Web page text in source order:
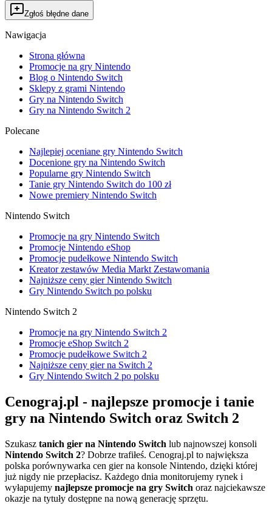
Zgłoś błędne dane
Nawigacja
Strona główna
Promocje na gry Nintendo
Blog o Nintendo Switch
Sklepy z grami Nintendo
Gry na Nintendo Switch
Gry na Nintendo Switch 2
Polecane
Najlepiej oceniane gry Nintendo Switch
Docenione gry na Nintendo Switch
Popularne gry Nintendo Switch
Tanie gry Nintendo Switch do 100 zł
Nowe premiery Nintendo Switch
Nintendo Switch
Promocje na gry Nintendo Switch
Promocje Nintendo eShop
Promocje pudełkowe Nintendo Switch
Kreator zestawów Media Markt Zestawomania
Najniższe ceny gier Nintendo Switch
Gry Nintendo Switch po polsku
Nintendo Switch 2
Promocje na gry Nintendo Switch 2
Promocje eShop Switch 2
Promocje pudełkowe Switch 2
Najniższe ceny gier na Switch 2
Gry Nintendo Switch 2 po polsku
Cenograj.pl - najlepsze promocje i tanie
gry na Nintendo Switch oraz Switch 2
Szukasz tanich gier na Nintendo Switch lub najnowszej konsoli
Nintendo Switch 2? Dobrze trafiłeś. Cenograj.pl to największa
polska porównywarka cen gier na konsole Nintendo, dzięki której
już nigdy nie przepłacisz. Każdego dnia monitorujemy rynek i
wyłapujemy najlepsze promocje na gry Switch oraz najciekawsze
okazje na tytuły dostępne na nową generację sprzętu.